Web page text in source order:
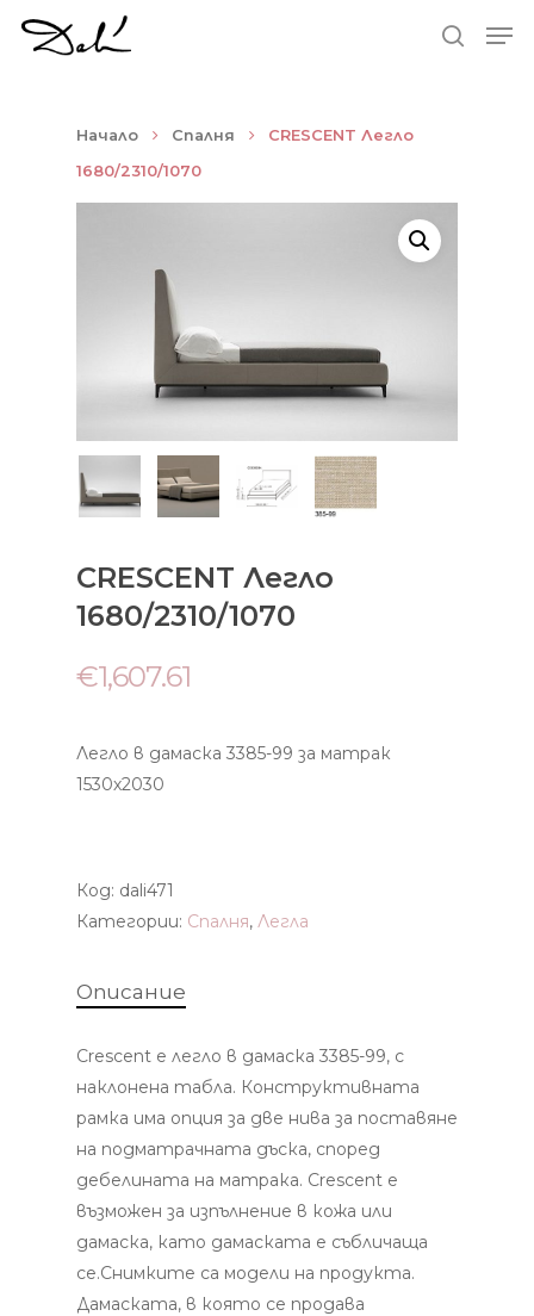
Натиснете Enter за търсене и ESC за
Начало Спалня
CRESCENT Легло
1680/2310/1070
CRESCENT Легло
1680/2310/1070
€1,607.61
Легло в дамаска 3385-99 за матрак
1530х2030
Код: dali471
Категории: Спалня, Легла
Описание
Crescent е легло в дамаска 3385-99, с
наклонена табла. Конструктивната
рамка има опция за две нива за поставяне
на подматрачната дъска, според
дебелината на матрака. Crescent e
възможен за изпълнение в кожа или
дамаска, като дамаската е събличаща
се.Снимките са модели на продукта.
Дамаската, в която се продава